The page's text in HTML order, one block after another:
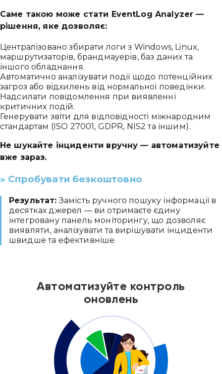
Саме такою може стати EventLog Analyzer —
рішення, яке дозволяє:
Централізовано збирати логи з Windows, Linux,
маршрутизаторів, брандмауерів, баз даних та
іншого обладнання.
Автоматично аналізувати події щодо потенційних
загроз або відхилень від нормальної поведінки.
Надсилати повідомлення при виявленні
критичних подій.
Генерувати звіти для відповідності міжнародним
стандартам (ISO 27001, GDPR, NIS2 та іншим).
Не шукайте інциденти вручну — автоматизуйте
вже зараз.
» Спробувати безкоштовно
Результат: Замість ручного пошуку інформації в
десятках джерел — ви отримаєте єдину
інтегровану панель моніторингу, що дозволяє
виявляти, аналізувати та вирішувати інциденти
швидше та ефективніше.
Автоматизуйте контроль
оновлень